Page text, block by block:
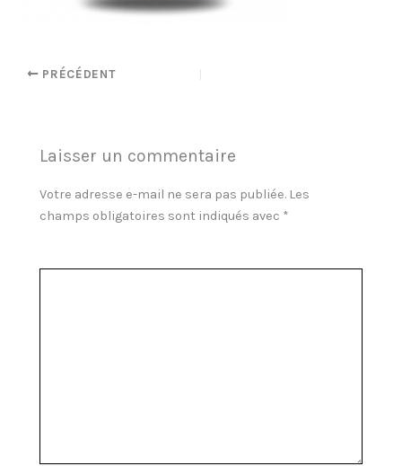
PRÉCÉDENT
Laisser un commentaire
Votre adresse e-mail ne sera pas publiée. Les
champs obligatoires sont indiqués avec *